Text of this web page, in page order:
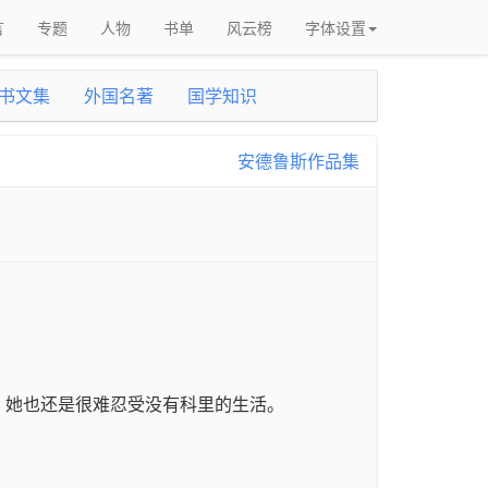
专题 人物 书单 风云榜 字体设置
文集 外国名著 国学知识
安德鲁斯作品集
也还是很难忍受没有科里的生活。